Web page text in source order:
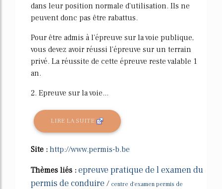
dans leur position normale d'utilisation. Ils ne
peuvent donc pas être rabattus.
Pour être admis à l'épreuve sur la voie publique,
vous devez avoir réussi l'épreuve sur un terrain
privé. La réussite de cette épreuve reste valable 1
an.
2. Epreuve sur la voie...
LIRE LA SUITE
Site : http://www.permis-b.be
Thèmes liés : epreuve pratique de l examen du
permis de conduire / centre d'examen permis de